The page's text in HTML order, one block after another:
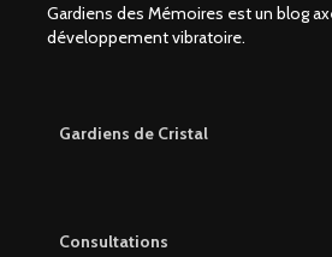
Gardiens des Mémoires est un blog
développement vibratoire.
Gardiens de Cristal
Consultations